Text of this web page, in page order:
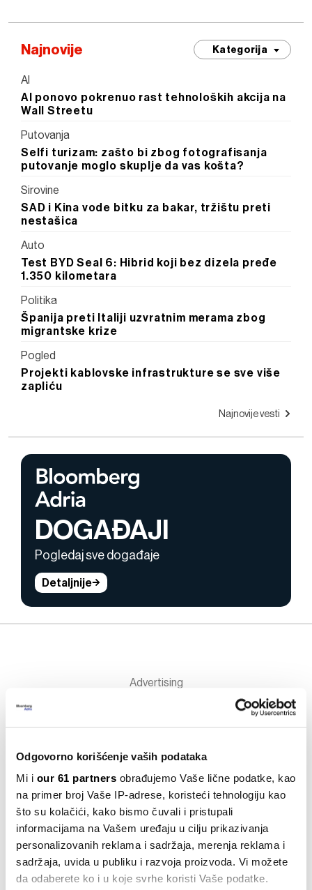
Odgovorno korišćenje vaših podataka
Mi i our 61 partners obrađujemo Vaše lične podatke, kao
na primer broj Vaše IP-adrese, koristeći tehnologiju kao
što su kolačići, kako bismo čuvali i pristupali
informacijama na Vašem uređaju u cilju prikazivanja
personalizovanih reklama i sadržaja, merenja reklama i
sadržaja, uvida u publiku i razvoja proizvoda. Vi možete
da odaberete ko i u koje svrhe koristi Vaše podatke.
Najnovije Kategorija
AI
AI ponovo pokrenuo rast tehnoloških akcija na
Wall Streetu
Putovanja
Selfi turizam: zašto bi zbog fotografisanja
putovanje moglo skuplje da vas košta?
Sirovine
SAD i Kina vode bitku za bakar, tržištu preti
nestašica
Auto
Test BYD Seal 6: Hibrid koji bez dizela pređe
1.350 kilometara
Politika
Španija preti Italiji uzvratnim merama zbog
migrantske krize
Pogled
Projekti kablovske infrastrukture se sve više
zapliću
Najnovije vesti
DOGAĐAJI
Pogledaj sve događaje
Detaljnije
Region
Najpouzdaniji podaci na
svjetskom tržištu šećera
postaju sve manje
transparentni
Американскиот Сенат